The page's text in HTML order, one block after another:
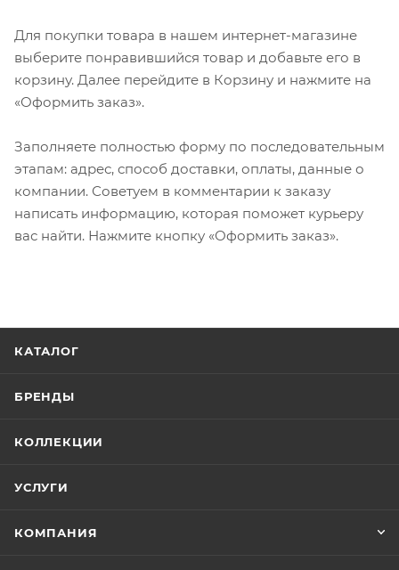
Для покупки товара в нашем интернет-магазине
выберите понравившийся товар и добавьте его в
корзину. Далее перейдите в Корзину и нажмите на
«Оформить заказ».
Заполняете полностью форму по последовательным
этапам: адрес, способ доставки, оплаты, данные о
компании. Советуем в комментарии к заказу
написать информацию, которая поможет курьеру
вас найти. Нажмите кнопку «Оформить заказ».
КАТАЛОГ
БРЕНДЫ
КОЛЛЕКЦИИ
УСЛУГИ
КОМПАНИЯ